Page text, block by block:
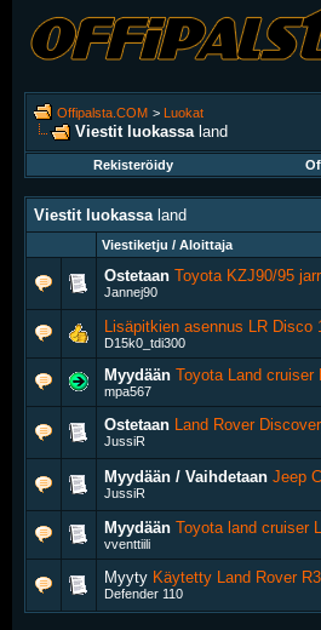
Offipalsta.COM > Luokat
Viestit luokassa land
Rekisteröidy
Viestit luokassa land
Viestiketju / Aloittaja
Ostetaan Toyota KZJ90/95
Jannej90
Lisäpitkien asennus LR
D15k0_tdi300
Myydään Toyota Land cruiser
mpa567
Ostetaan Land Rover
JussiR
Myydään / Vaihdetaan Jeep
JussiR
Myydään Toyota land cruiser
vventtiili
Myyty Käytetty Land Rover
Defender 110